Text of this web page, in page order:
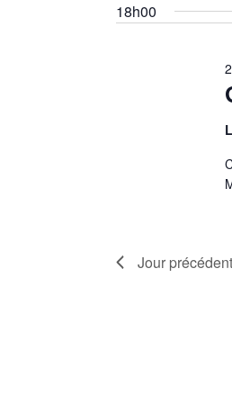
vues
mot-
18h00
Jour précédent